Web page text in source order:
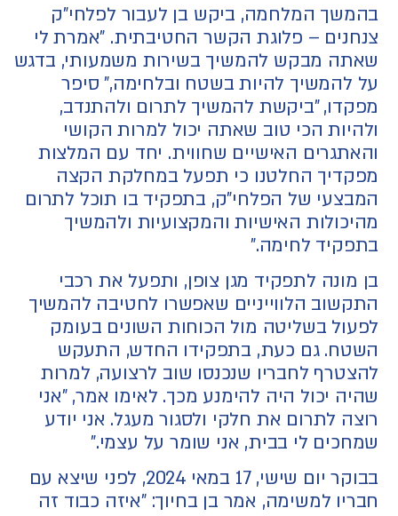
בהמשך המלחמה, ביקש בן לעבור לפלחי"ק
צנחנים – פלוגת הקשר החטיבתית. "אמרת לי
שאתה מבקש להמשיך בשירות משמעותי, בדגש
על להמשיך להיות בשטח ובלחימה," סיפר
מפקדו, "ביקשת להמשיך לתרום ולהתנדב,
ולהיות הכי טוב שאתה יכול למרות הקושי
והאתגרים האישיים שחווית. יחד עם המלצות
מפקדיך החלטנו כי תפעל במחלקת הקצה
המבצעי של הפלחי"ק, בתפקיד בו תוכל לתרום
מהיכולות האישיות והמקצועיות ולהמשיך
בתפקיד לחימה."
בן מונה לתפקיד מגן צופן, ותפעל את רכבי
התקשוב הלווייניים שאפשרו לחטיבה להמשיך
לפעול בשליטה מול הכוחות השונים בעומק
השטח. גם כעת, בתפקידו החדש, התעקש
להצטרף לחבריו שנכנסו שוב לרצועה, למרות
שהיה יכול היה להימנע מכך. לאימו אמר, "אני
רוצה לתרום את חלקי ולסגור מעגל. אני יודע
שמחכים לי בבית, אני שומר על עצמי."
בבוקר יום שישי, 17 במאי 2024, לפני שיצא עם
חבריו למשימה, אמר בן בחיוך: "איזה כבוד זה